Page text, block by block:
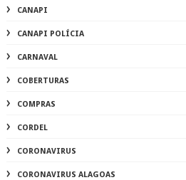
CANAPI
CANAPI POLÍCIA
CARNAVAL
COBERTURAS
COMPRAS
CORDEL
CORONAVIRUS
CORONAVIRUS ALAGOAS